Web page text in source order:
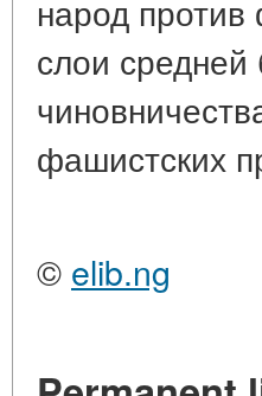
народ
слои средней
фашистских
© elib.ng